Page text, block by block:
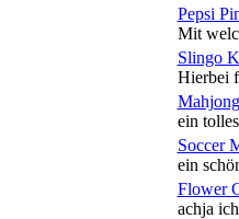
Pepsi
Mit
Slingo
Hierbei
ein
Soccer
ein
Flower
achja